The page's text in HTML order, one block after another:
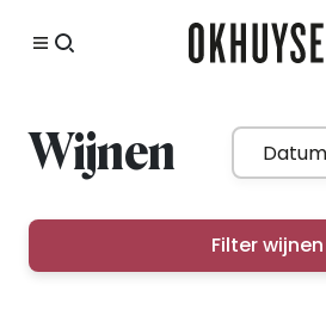
Wijnen
Filter wijnen